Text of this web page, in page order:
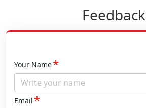
Feedback
Your Name*
Email *